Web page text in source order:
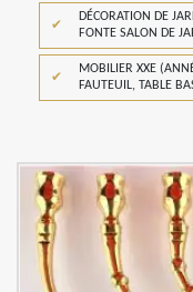
DÉCORATION DE
FONTE SALON DE
MOBILIER XXE
FAUTEUIL, TABLE